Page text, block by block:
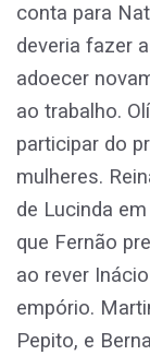
conta para
deveria fazer
adoecer
ao trabalho.
participar do
mulheres.
de Lucinda
que Fernão
ao rever
empório.
Pepito, e